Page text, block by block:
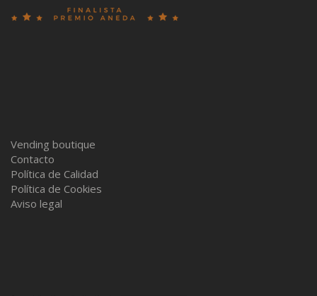
Vending boutique
Contacto
Política de Calidad
Política de Cookies
Aviso legal